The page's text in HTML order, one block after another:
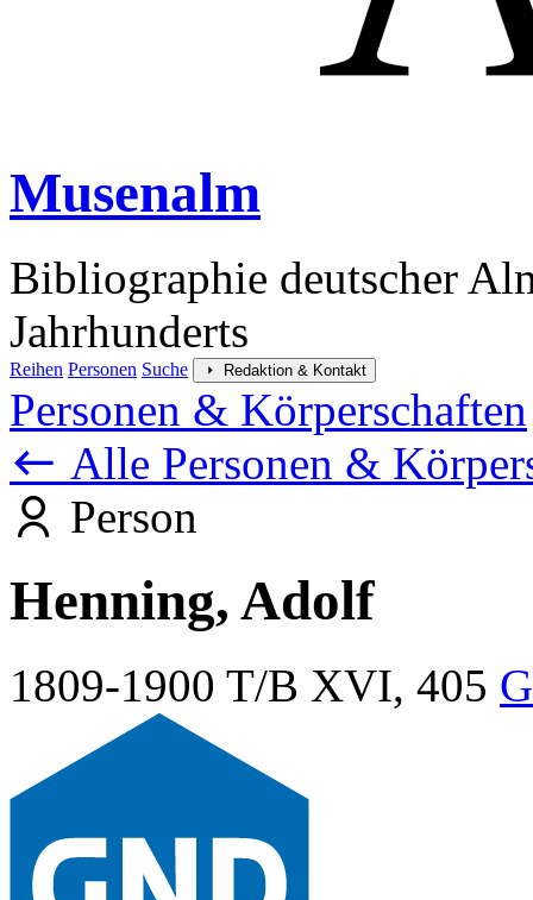
Musenalm
Bibliographie deutscher
Jahrhunderts
Reihen Personen Suche Redaktion & Kontakt
Personen & Körperschaften
Alle Personen &
Person
Henning, Adolf
1809-1900 T/B XVI, 405